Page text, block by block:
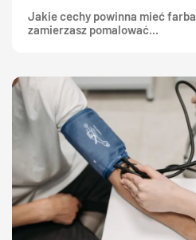
Jakie cechy powinna mieć
zamierzasz pomalować...